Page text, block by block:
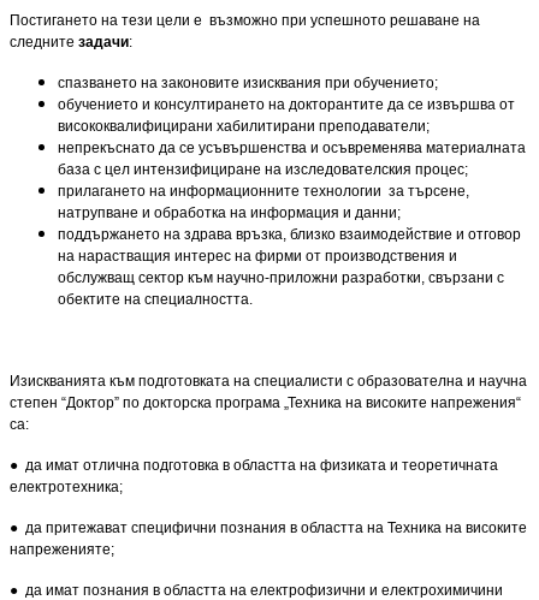
Постигането на тези цели е възможно при успешното решаване на
следните задачи:
спазването на законовите изисквания при обучението;
обучението и консултирането на докторантите да се извършва от
висококвалифицирани хабилитирани преподаватели;
непрекъснато да се усъвършенства и осъвременява материалната
база с цел интензифи­циране на изследователския процес;
прилагането на информационните технологии за търсене,
натрупване и обработка на информация и данни;
поддържането на здрава връзка, близко взаимодействие и отговор
на нарастващия интерес на фирми от производствения и
обслужващ сектор към научно-приложни разработки, свързани с
обектите на специалността.
Изискванията към подготовката на специалисти с образователна и научна
степен “Доктор” по док­торска програма „Техника на високите напрежения“
са:
● да имат отлична подготовка в областта на физиката и теоретичната
електротехника;
● да притежават специфични познания в областта на Техника на високите
напреженияте;
● да имат познания в областта на електрофизични и електрохимичини